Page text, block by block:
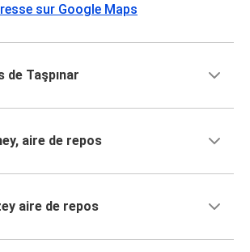
sur Google Maps
de Taşpınar
aire de repos
aire de repos